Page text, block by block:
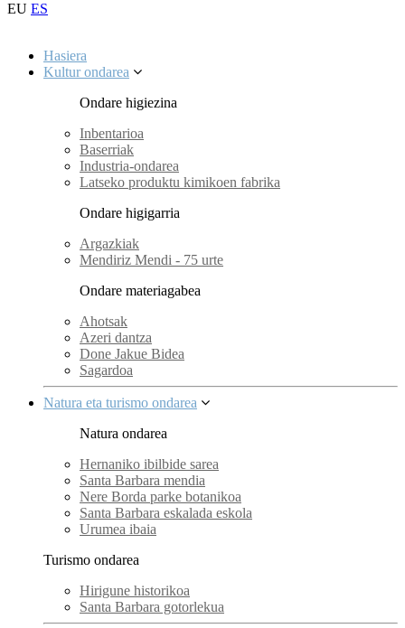
EU ES
Hasiera
Kultur ondarea
Ondare higiezina
Inbentarioa
Baserriak
Industria-ondarea
Latseko produktu kimikoen fabrika
Ondare higigarria
Argazkiak
Mendiriz Mendi - 75 urte
Ondare materiagabea
Ahotsak
Azeri dantza
Done Jakue Bidea
Sagardoa
Natura eta turismo ondarea
Natura ondarea
Hernaniko ibilbide sarea
Santa Barbara mendia
Nere Borda parke botanikoa
Santa Barbara eskalada eskola
Urumea ibaia
Turismo ondarea
Hirigune historikoa
Santa Barbara gotorlekua